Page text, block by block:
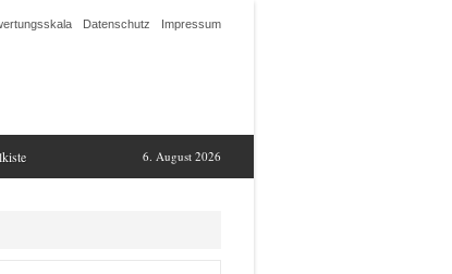
Datenschutz Impressum
6. August 2026